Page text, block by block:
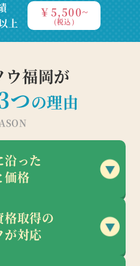
上
￥5,500~
(税込)
ウ福岡が
つの理由
沿った
価格
格取得の
が対応